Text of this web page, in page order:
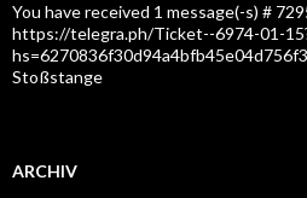
You have received 1 message(-s) #
https://telegra.ph/Ticket--6974-01-
Stoßstange
ARCHIV